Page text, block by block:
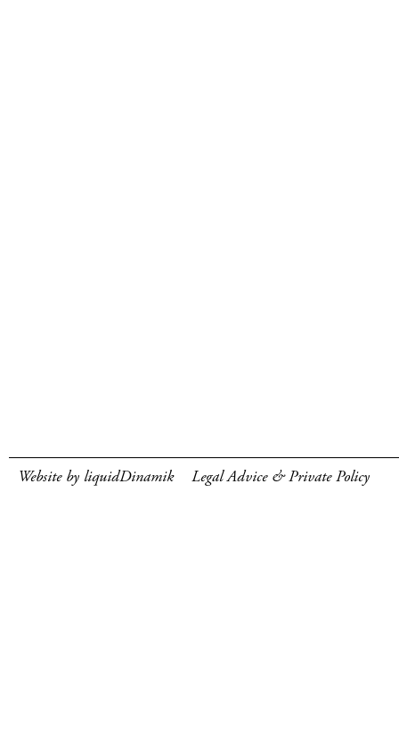
Website by liquidDinamik Legal Advice & Private Policy